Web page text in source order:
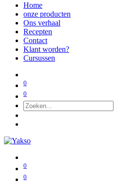
Home
onze producten
Ons verhaal
Recepten
Contact
Klant worden?
Cursussen
0
0
0
0